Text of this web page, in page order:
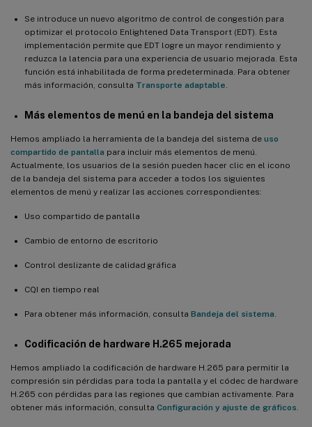
Se introduce un nuevo algoritmo de control de congestión para
optimizar el protocolo Enlightened Data Transport (EDT). Esta
implementación permite que EDT logre un mayor rendimiento y
reduzca la latencia para una experiencia de usuario mejorada. Esta
función está inhabilitada de forma predeterminada. Para obtener
más información, consulta Transporte adaptable
Más elementos de menú en la bandeja del sistema
Hemos ampliado la herramienta de la bandeja del sistema de uso
compartido de pantalla para incluir más elementos de menú.
Actualmente, los usuarios de la sesión pueden hacer clic en el icono
de la bandeja del sistema para acceder a todos los siguientes
elementos de menú y realizar las acciones correspondientes:
Uso compartido de pantalla
Cambio de entorno de escritorio
Control deslizante de calidad gráfica
CQI en tiempo real
Para obtener más información, consulta Bandeja del sistema
Codificación de hardware H.265 mejorada
Hemos ampliado la codificación de hardware H.265 para permitir la
compresión sin pérdidas para toda la pantalla y el códec de hardware
H.265 con pérdidas para las regiones que cambian activamente. Para
obtener más información, consulta Configuración y ajuste de gráficos
Autoactualización de Linux VDA
Compatibilidad con Machine Creation Services
™ (MCS) en
Nutanix AHV
Compatibilidad con PBIS para unir máquinas creadas con MCS a
dominios de Windows
Compatibilidad con la compresión de vídeo de cámara web HDX
Control deslizante de calidad gráfica
Compatibilidad con la evaluación de directivas para usuarios de
Secure Browser que han iniciado sesión durante las
reconexiones de sesión CGP
Compatibilidad con streaming de Linux para RHEL 8.3 y Ubuntu
Compatibilidad con Linux VDA no unidos a un dominio en Citrix
DaaS
Se requiere OpenJDK 11
Compatibilidad con el escritorio MATE
Compatibilidad con PBIS para RHEL 8, CentOS 8 y SUSE 12.5